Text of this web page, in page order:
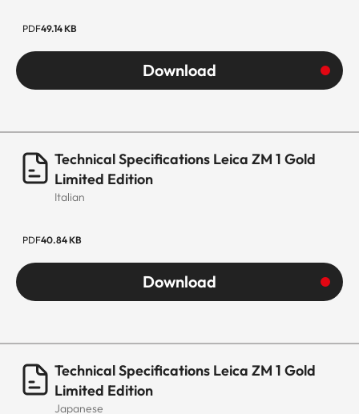
PDF49.14 KB
Download
Technical Specifications Leica ZM 1 Gold
Limited Edition
Italian
PDF40.84 KB
Download
Technical Specifications Leica ZM 1 Gold
Limited Edition
Japanese